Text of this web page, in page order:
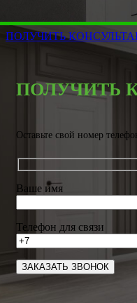
ПОЛУЧИТЬ
ПОЛУЧИТЬ
Оставьте свой номер
Ваше имя
Телефон для связи